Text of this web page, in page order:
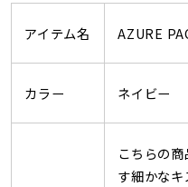
アイテム名 AZURE
カラー ネイビー
こちらの
す細かな